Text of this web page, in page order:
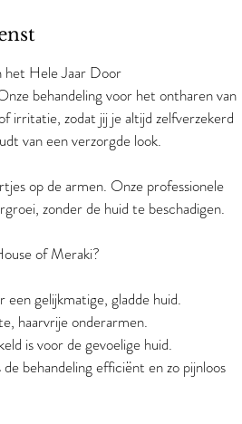
Hele Jaar Door
behandeling voor het ontharen van
irritatie, zodat jij je altijd zelfverzekerd
van een verzorgde look.
op de armen. Onze professionele
zonder de huid te beschadigen.
of Meraki?
gelijkmatige, gladde huid.
haarvrije onderarmen.
is voor de gevoelige huid.
behandeling efficiënt en zo pijnloos